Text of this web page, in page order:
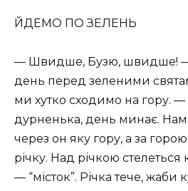
ЙДЕМО ПО ЗЕЛЕНЬ
— Швидше, Бузю, швидше! —
день перед зеленими
ми хутко сходимо на гору.
дурненька, день минає. Нам
через он яку гору, а за
річку. Над річкою
— “місток”. Річка тече,